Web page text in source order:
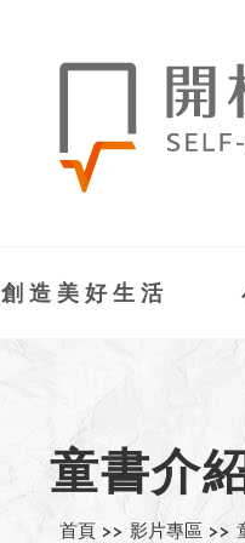
創造美好生活
童書介
首頁 >> 影片專區 >>